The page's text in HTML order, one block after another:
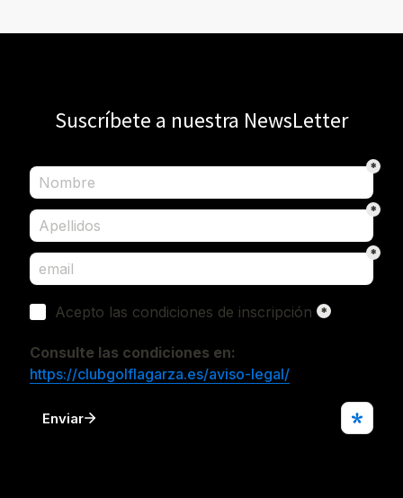
Suscríbete a nuestra NewsLetter